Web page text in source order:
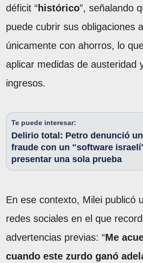
déficit “ histórico”, señalando
puede cubrir sus obligaciones
únicamente con ahorros, lo
aplicar medidas de austeridad
ingresos.
Te puede interesar:
Delirio total: Petro denunció
fraude con un "software
presentar una sola prueba
En ese contexto, Milei publicó
redes sociales en el que
advertencias previas: “Me
cuando este zurdo ganó